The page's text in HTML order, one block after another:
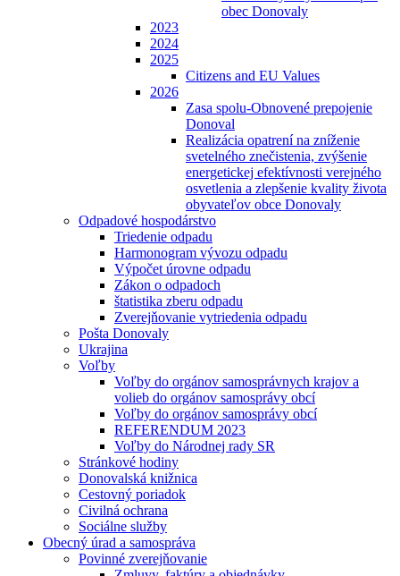
obec Donovaly
2023
2024
2025
Citizens and EU Values
2026
Zasa spolu-Obnovené prepojenie
Donoval
Realizácia opatrení na zníženie
svetelného znečistenia, zvýšenie
energetickej efektívnosti verejného
osvetlenia a zlepšenie kvality života
obyvateľov obce Donovaly
Odpadové hospodárstvo
Triedenie odpadu
Harmonogram vývozu odpadu
Výpočet úrovne odpadu
Zákon o odpadoch
štatistika zberu odpadu
Zverejňovanie vytriedenia odpadu
Pošta Donovaly
Ukrajina
Voľby
Voľby do orgánov samosprávnych krajov a
volieb do orgánov samosprávy obcí
Voľby do orgánov samosprávy obcí
REFERENDUM 2023
Voľby do Národnej rady SR
Stránkové hodiny
Donovalská knižnica
Cestovný poriadok
Civilná ochrana
Sociálne služby
Obecný úrad a samospráva
Povinné zverejňovanie